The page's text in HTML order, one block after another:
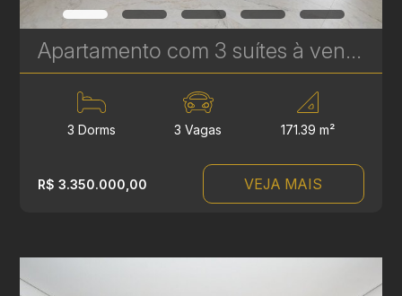
Apartamento com 3 suítes à venda no Edifício Casamia - 171,39 m² | Ref.1769
3 Dorms 3 Vagas 171.39 m²
R$ 3.350.000,00 VEJA MAIS